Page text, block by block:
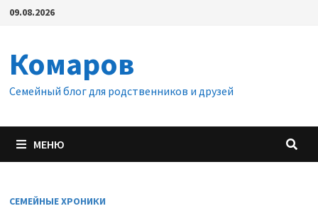
Перейти
09.08.2026
Комаров
Семейный блог для родственников и друзей
МЕНЮ
СЕМЕЙНЫЕ ХРОНИКИ